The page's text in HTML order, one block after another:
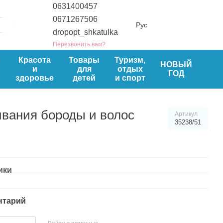
0631400457
0671267506
dropopt_shkatulka
Перезвонить вам?
Рус
Красота
и
здоровье
Товары
для
детей
Туризм,
отдых
и спорт
НОВЫЙ
ГОД
бороды и волос Артикул
35238/51